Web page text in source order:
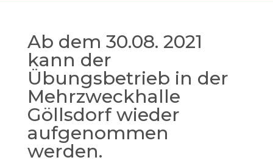
Ab dem 30.08. 2021
kann der
Übungsbetrieb in der
Mehrzweckhalle
Göllsdorf wieder
aufgenommen
werden.